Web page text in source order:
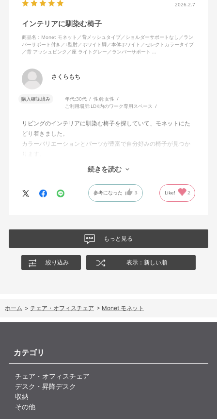
2026.2.7
インテリアに馴染む椅子
商品名：Monet モネット／背メッシュタイプ／ショルダーサポートなし／ラン
バーサポート付き／L型肘／ホワイト脚／本体ホワイト／セレクトカラータイプ
／背 アッシュピンク／座 ライトグレー／ランバーサポート …
さくらもち
購入確認済み 年代:30代 性別:女性
ご利用場所:LDK内のワーク専用スペース
リビングのインテリアに馴染む椅子を探していて、モネットにた
どり着きました。
カラーバリエーションとパーツが豊富で自分好みの椅子が見つか
オフィスチェアにしては比較的コンパクトで家に置くのに最適で
した、座り心地も良く大変気に入っています。
今回どうしても欲しい色の組み合わせがあったので固定肘の物を
購入しましたが、欲を言えば稼働肘バージョンもバイカラーなど
続きを読む
参考になった 3 Like! 2
もっと見る
絞り込み 表示：新しい順
ホーム > チェア・オフィスチェア > Monet モネット
カテゴリ
チェア・オフィスチェア
デスク・昇降デスク
収納
その他